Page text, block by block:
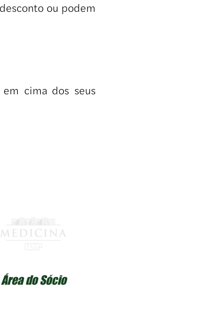
ou podem
cima dos seus
Área do Sócio